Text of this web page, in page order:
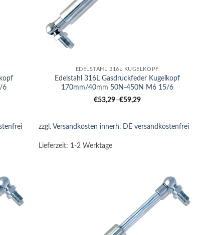
6
EDELSTAHL 316L KUGELKOPF
Edelstahl 316L Gasdruckfeder Kugelkopf
170mm/40mm 50N-450N M6 15/6
€53,29–€59,29
zzgl.Versandkosten innerh. DE versandkostenfrei
Lieferzeit: 1-2 Werktage